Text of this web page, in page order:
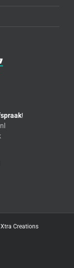
!
Xtra Creations